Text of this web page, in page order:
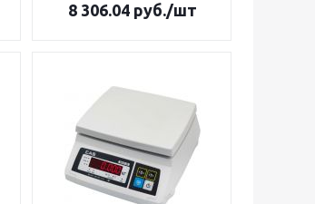
8 306.04руб./шт